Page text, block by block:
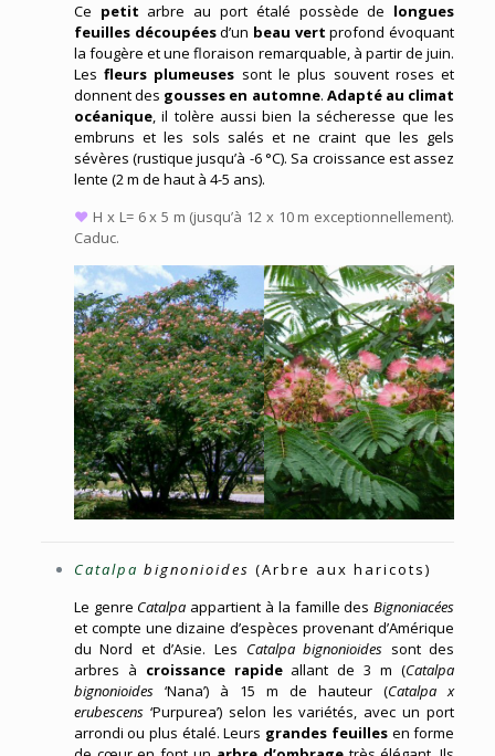
Ce petit arbre au port étalé possède de longues
feuilles découpéesd’un beau vert profond évoquant
la fougère et une floraison remarquable, à partir de juin.
Lesfleurs plumeuses sont le plus souvent roses et
donnent des gousses en automne. Adapté au climat
océanique, il tolère aussi bien la sécheresse que les
embruns et les sols salés et ne craint que les gels
sévères (rustique jusqu’à -6 °C). Sa croissance est assez
lente (2 m de haut à 4-5 ans).
♥ H x L= 6 x 5 m (jusqu’à 12 x 10 m exceptionnellement).
Caduc.
Catalpa bignonioides (Arbre aux haricots)
Le genre Catalpa appartient à la famille desBignoniacées
et compte une dizaine d’espèces provenant d’Amérique
du Nord et d’Asie. Les Catalpa bignonioides sont des
arbres à croissance rapideallant de 3 m (Catalpa
bignonioides‘Nana’) à 15 m de hauteur (Catalpa x
erubescens‘Purpurea’) selon les variétés, avec un port
arrondi ou plus étalé. Leurs grandes feuillesen forme